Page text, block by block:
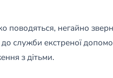
негайно
служби екстреної
з дітьми.